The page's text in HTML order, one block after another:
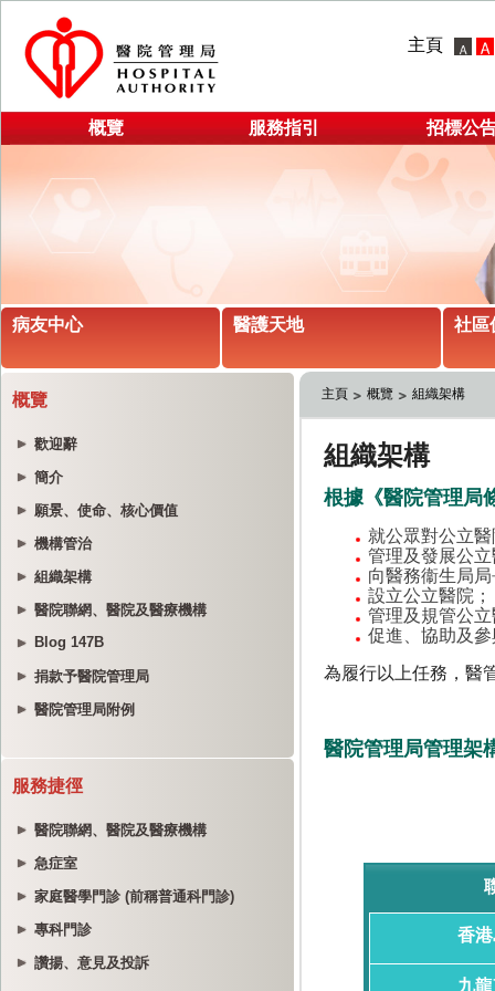
主頁
概覽 服務指引 招標公
病友中心 醫護天地 社區
概覽
歡迎辭
簡介
願景、使命、核心價值
機構管治
組織架構
醫院聯網、醫院及醫療機構
Blog 147B
捐款予醫院管理局
醫院管理局附例
服務捷徑
醫院聯網、醫院及醫療機構
急症室
家庭醫學門診 (前稱普通科門診)
專科門診
讚揚、意見及投訴
主頁 概覽 組織架構